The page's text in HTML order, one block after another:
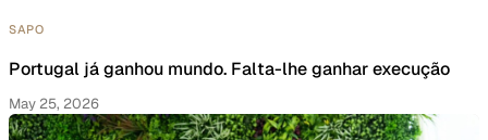
SAPO
Portugal já ganhou mundo. Falta-lhe ganhar execução
May 25, 2026